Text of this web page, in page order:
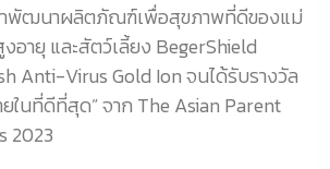
พัฒนาผลิตภัณฑ์เพื่อสุขภาพที่ดีของแม่
อายุ และสัตว์เลี้ยง BegerShield
Anti-Virus Gold Ion จนได้รับรางวัล
ยในที่ดีที่สุด” จาก The Asian Parent
2023